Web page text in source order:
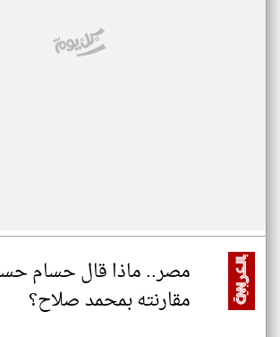
مصر.. ماذا قال حسام
مقارنته بمحمد صلاح؟